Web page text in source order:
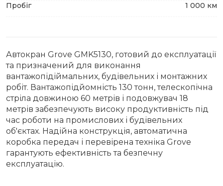
Пробіг
1 000 км
Автокран Grove GMK5130, готовий до експлуатації
та призначений для виконання
вантажопідіймальних, будівельних і монтажних
робіт. Вантажопідйомність 130 тонн, телескопічна
стріла довжиною 60 метрів і подовжувач 18
метрів забезпечують високу продуктивність під
час роботи на промислових і будівельних
об'єктах. Надійна конструкція, автоматична
коробка передач і перевірена техніка Grove
гарантують ефективність та безпечну
експлуатацію.